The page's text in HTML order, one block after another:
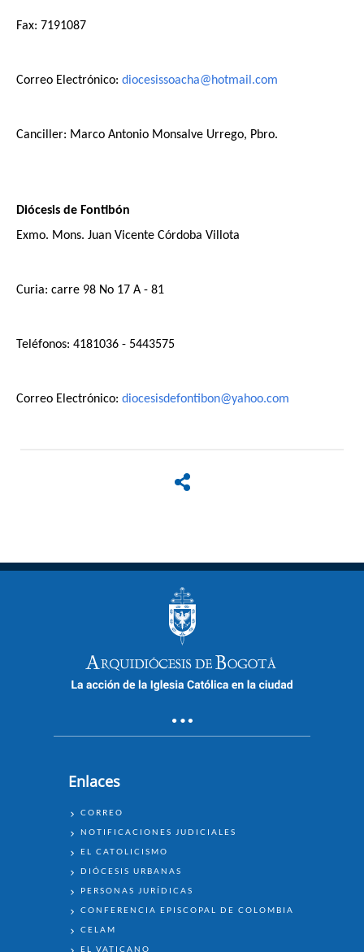
Fax: 7191087
Correo Electrónico: diocesissoacha@hotmail.com
Canciller: Marco Antonio Monsalve Urrego, Pbro.
Diócesis de Fontibón
Exmo. Mons. Juan Vicente Córdoba Villota
Curia: carre 98 No 17 A - 81
Teléfonos: 4181036 - 5443575
Correo Electrónico: diocesisdefontibon@yahoo.com
Enlaces
ENLACES
CORREO
NOTIFICACIONES JUDICIALES
EL CATOLICISMO
DIÓCESIS URBANAS
PERSONAS JURÍDICAS
CONFERENCIA EPISCOPAL DE COLOMBIA
CELAM
EL VATICANO